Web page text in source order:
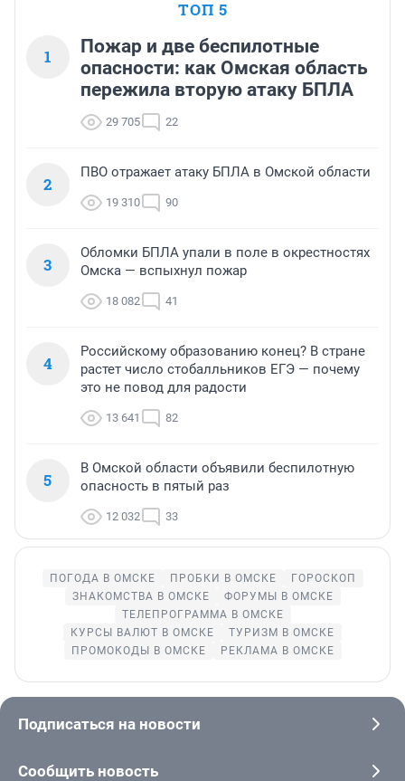
ТОП 5
1
Пожар и две беспилотные
опасности: как Омская область
пережила вторую атаку БПЛА
29 705 22
2
ПВО отражает атаку БПЛА в Омской области
19 310 90
3
Обломки БПЛА упали в поле в окрестностях
Омска — вспыхнул пожар
18 082 41
4
Российскому образованию конец? В стране
растет число стобалльников ЕГЭ — почему
это не повод для радости
13 641 82
5
В Омской области объявили беспилотную
опасность в пятый раз
12 032 33
ПОГОДА В ОМСКЕ ПРОБКИ В ОМСКЕ
ГОРОСКОП
ЗНАКОМСТВА В ОМСКЕ
ФОРУМЫ В ОМСКЕ
ТЕЛЕПРОГРАММА В ОМСКЕ
КУРСЫ ВАЛЮТ В ОМСКЕ
ТУРИЗМ В ОМСКЕ
ПРОМОКОДЫ В ОМСКЕ
РЕКЛАМА В ОМСКЕ
Подписаться на новости
Сообщить новость